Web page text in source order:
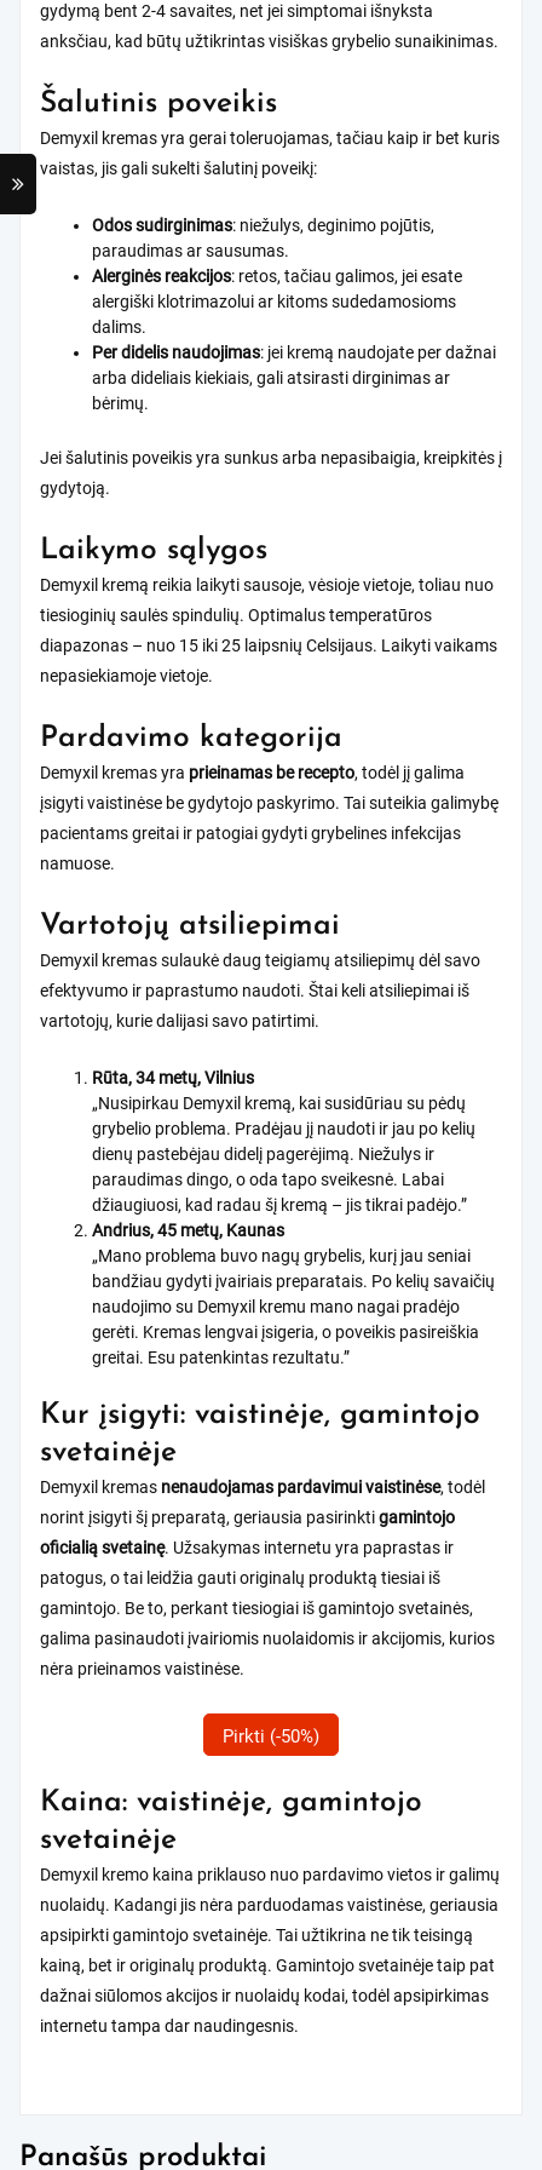
gydymą bent 2-4 savaites, net jei simptomai išnyksta
anksčiau, kad būtų užtikrintas visiškas grybelio sunaikinimas.
Šalutinis poveikis
Demyxil kremas yra gerai toleruojamas, tačiau kaip ir bet kuris
vaistas, jis gali sukelti šalutinį poveikį:
Odos sudirginimas: niežulys, deginimo pojūtis,
paraudimas ar sausumas.
Alerginės reakcijos: retos, tačiau galimos, jei esate
alergiški klotrimazolui ar kitoms sudedamosioms
dalims.
Per didelis naudojimas: jei kremą naudojate per dažnai
arba dideliais kiekiais, gali atsirasti dirginimas ar
bėrimų.
Jei šalutinis poveikis yra sunkus arba nepasibaigia, kreipkitės į
gydytoją.
Laikymo sąlygos
Demyxil kremą reikia laikyti sausoje, vėsioje vietoje, toliau nuo
tiesioginių saulės spindulių. Optimalus temperatūros
diapazonas – nuo 15 iki 25 laipsnių Celsijaus. Laikyti vaikams
nepasiekiamoje vietoje.
Pardavimo kategorija
Demyxil kremas yra prieinamas be recepto, todėl jį galima
įsigyti vaistinėse be gydytojo paskyrimo. Tai suteikia galimybę
pacientams greitai ir patogiai gydyti grybelines infekcijas
namuose.
Vartotojų atsiliepimai
Demyxil kremas sulaukė daug teigiamų atsiliepimų dėl savo
efektyvumo ir paprastumo naudoti. Štai keli atsiliepimai iš
vartotojų, kurie dalijasi savo patirtimi.
Rūta, 34 metų, Vilnius
„Nusipirkau Demyxil kremą, kai susidūriau su pėdų
grybelio problema. Pradėjau jį naudoti ir jau po kelių
dienų pastebėjau didelį pagerėjimą. Niežulys ir
paraudimas dingo, o oda tapo sveikesnė. Labai
džiaugiuosi, kad radau šį kremą – jis tikrai padėjo.”
Andrius, 45 metų, Kaunas
„Mano problema buvo nagų grybelis, kurį jau seniai
bandžiau gydyti įvairiais preparatais. Po kelių savaičių
naudojimo su Demyxil kremu mano nagai pradėjo
gerėti. Kremas lengvai įsigeria, o poveikis pasireiškia
greitai. Esu patenkintas rezultatu.”
Kur įsigyti: vaistinėje, gamintojo
svetainėje
Demyxil kremas nenaudojamas pardavimui vaistinėse, todėl
norint įsigyti šį preparatą, geriausia pasirinktigamintojo
oficialią svetainę. Užsakymas internetu yra paprastas ir
patogus, o tai leidžia gauti originalų produktą tiesiai iš
gamintojo. Be to, perkant tiesiogiai iš gamintojo svetainės,
galima pasinaudoti įvairiomis nuolaidomis ir akcijomis, kurios
nėra prieinamos vaistinėse.
Pirkti (-50%)
Kaina: vaistinėje, gamintojo
svetainėje
Demyxil kremo kaina priklauso nuo pardavimo vietos ir galimų
nuolaidų. Kadangi jis nėra parduodamas vaistinėse, geriausia
apsipirkti gamintojo svetainėje. Tai užtikrina ne tik teisingą
kainą, bet ir originalų produktą. Gamintojo svetainėje taip pat
dažnai siūlomos akcijos ir nuolaidų kodai, todėl apsipirkimas
internetu tampa dar naudingesnis.
Panašūs produktai